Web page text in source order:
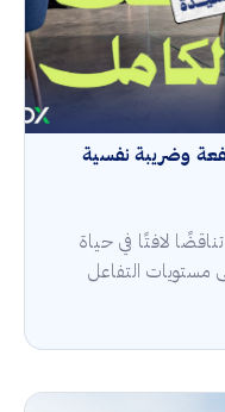
وضريبة نفسية
تقرير "بيئة العمل العالمية 2025" تناقضًا لافتًا في حياة
مستويات التفاعل